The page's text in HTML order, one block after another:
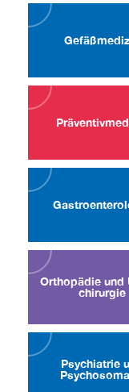
Orthopädie
chirurgie
Psychiatrie